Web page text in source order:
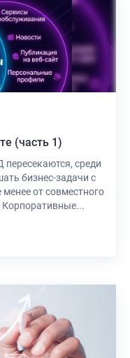
(часть 1)
среди
бизнес-задачи с
от совместного